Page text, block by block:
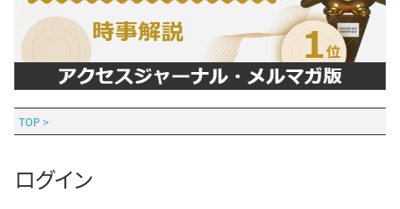
TOP >
ログイン